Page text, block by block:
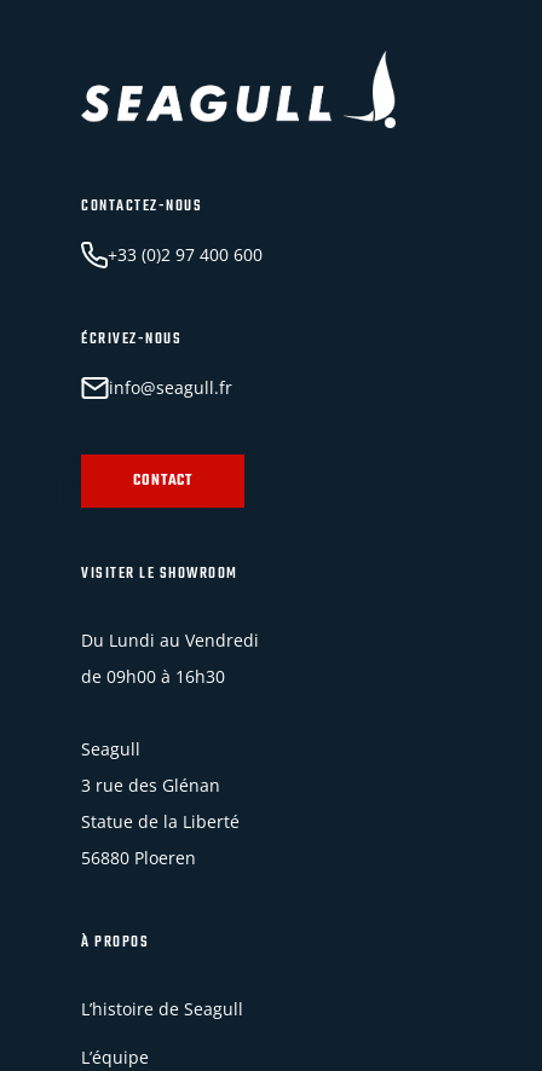
CONTACTEZ-NOUS
+33 (0)2 97 400 600
ÉCRIVEZ-NOUS
info@seagull.fr
CONTACT
VISITER LE SHOWROOM
Du Lundi au Vendredi
de 09h00 à 16h30
Seagull
3 rue des Glénan
Statue de la Liberté
56880 Ploeren
À PROPOS
L’histoire de Seagull
L’équipe